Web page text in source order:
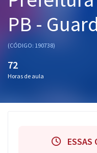
Graduação
Mentorias
PB -
(CÓDIGO: 190738)
72
Horas de aula
ESSAS